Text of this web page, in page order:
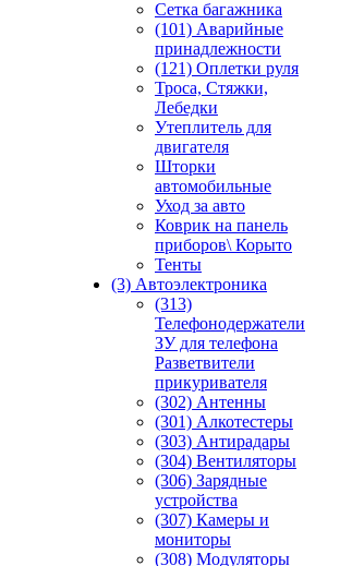
Сетка багажника
(101) Аварийные
принадлежности
(121) Оплетки руля
Троса, Стяжки,
Лебедки
Утеплитель для
двигателя
Шторки
автомобильные
Уход за авто
Коврик на панель
приборов\ Корыто
Тенты
(3) Автоэлектроника
(313)
Телефонодержатели
ЗУ для телефона
Разветвители
прикуривателя
(302) Антенны
(301) Алкотестеры
(303) Антирадары
(304) Вентиляторы
(306) Зарядные
устройства
(307) Камеры и
мониторы
(308) Модуляторы